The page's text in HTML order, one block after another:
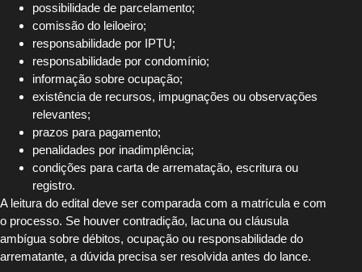
possibilidade de parcelamento;
comissão do leiloeiro;
responsabilidade por IPTU;
responsabilidade por condomínio;
informação sobre ocupação;
existência de recursos, impugnações ou observações
relevantes;
prazos para pagamento;
penalidades por inadimplência;
condições para carta de arrematação, escritura ou
registro.
A leitura do edital deve ser comparada com a matrícula e com
o processo. Se houver contradição, lacuna ou cláusula
ambígua sobre débitos, ocupação ou responsabilidade do
arrematante, a dúvida precisa ser resolvida antes do lance.